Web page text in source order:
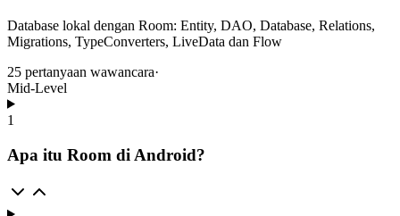
Database lokal dengan Room: Entity, DAO, Database, Relations,
Migrations, TypeConverters, LiveData dan Flow
25 pertanyaan wawancara·
Mid-Level
1
Apa itu Room di Android?